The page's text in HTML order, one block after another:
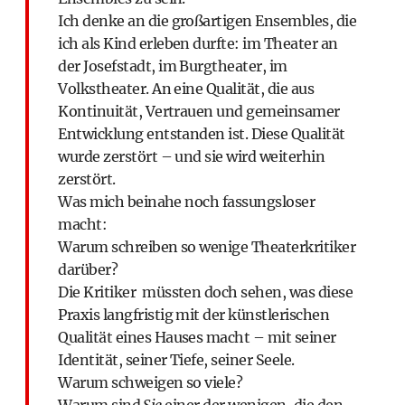
Ich denke an die großartigen Ensembles, die
ich als Kind erleben durfte: im Theater an
der Josefstadt, im Burgtheater, im
Volkstheater. An eine Qualität, die aus
Kontinuität, Vertrauen und gemeinsamer
Entwicklung entstanden ist. Diese Qualität
wurde zerstört – und sie wird weiterhin
zerstört.
Was mich beinahe noch fassungsloser
macht:
Warum schreiben so wenige Theaterkritiker
darüber?
Die Kritiker müssten doch sehen, was diese
Praxis langfristig mit der künstlerischen
Qualität eines Hauses macht – mit seiner
Identität, seiner Tiefe, seiner Seele.
Warum schweigen so viele?